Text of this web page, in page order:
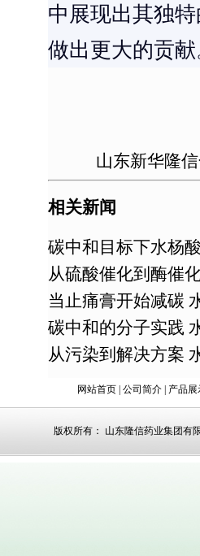
中展现出其独
做出更大的贡
山东新华隆
相关新闻
碳中和目标下水杨
从硫酸催化到酶催
当止痛膏开始减碳
碳中和的分子实践
从污染到解决方案
网站首页| 公司简介| 产品展
版权所有： 山东隆信药业集团有